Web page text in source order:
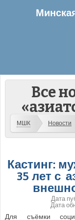
Все
МШК Новости
Кастинг:
35 лет с
Дата
Дата
Для съёмки